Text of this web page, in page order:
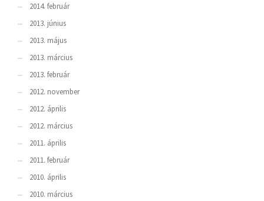
2014. február
2013. június
2013. május
2013. március
2013. február
2012. november
2012. április
2012. március
2011. április
2011. február
2010. április
2010. március